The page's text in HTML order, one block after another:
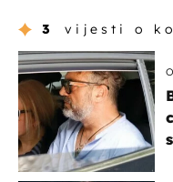
3 vijesti o